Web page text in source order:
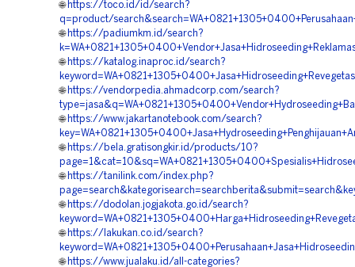
🌐 https://toco.id/id/search?
q=product/
🌐 https://padiumkm.id/search?
🌐 https://katalog.inaproc.id/search?
🌐 https://vendorpedia.ahmadcorp.com/search?
🌐 https://www.jakartanotebook.com/search?
🌐 https://bela.gratisongkir.id/products/10?
🌐 https://tanilink.com/index.php?
🌐 https://dodolan.jogjakota.go.id/search?
🌐 https://lakukan.co.id/search?
🌐 https://www.jualaku.id/all-categories?